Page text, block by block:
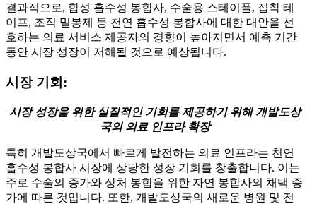
결과적으로, 합성 흡수성 봉합사, 수술용 스테이플, 접착 테
이프, 조직 밀봉제 등 천연 흡수성 봉합사에 대한 대안을 선
호하는 의료 서비스 제공자의 경향이 높아지면서 예측 기간
동안 시장 성장이 저해될 것으로 예상됩니다.
시장 기회:
시장 성장을 위한 실질적인 기회를 제공하기 위해 개발도상
국의 의료 인프라 확장
특히 개발도상국에서 빠르게 발전하는 의료 인프라는 천연
흡수성 봉합사 시장에 상당한 성장 기회를 창출합니다. 이는
주로 수술의 증가와 상처 봉합을 위한 자연 봉합사의 채택 증
가에 따른 것입니다. 또한, 개발도상국의 새로운 병원 및 전